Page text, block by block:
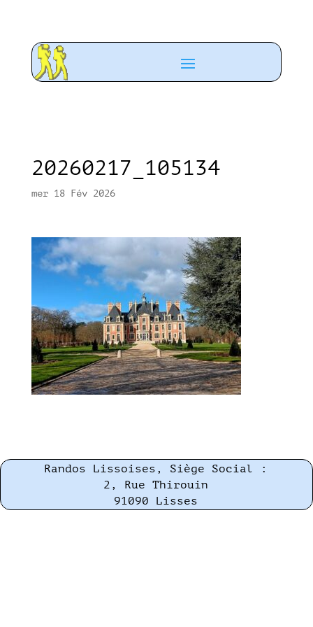
20260217_105134
mer 18 Fév 2026
Randos Lissoises, Siège Social :
2, Rue Thirouin
91090 Lisses